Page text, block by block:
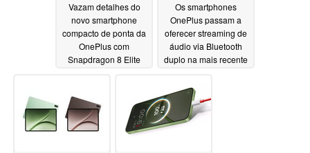
Vazam detalhes do
novo smartphone
compacto de ponta da
OnePlus com
Snapdragon 8 Elite
Os smartphones
OnePlus passam a
oferecer streaming de
áudio via Bluetooth
duplo na mais recente
OxygenOS